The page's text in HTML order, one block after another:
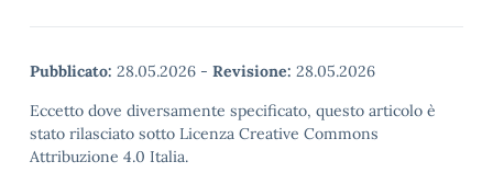
Pubblicato: 28.05.2026 - Revisione: 28.05.2026
Eccetto dove diversamente specificato, questo articolo è
stato rilasciato sotto Licenza Creative Commons
Attribuzione 4.0 Italia.